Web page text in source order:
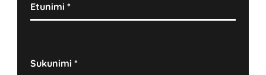
Etunimi*
Sukunimi*